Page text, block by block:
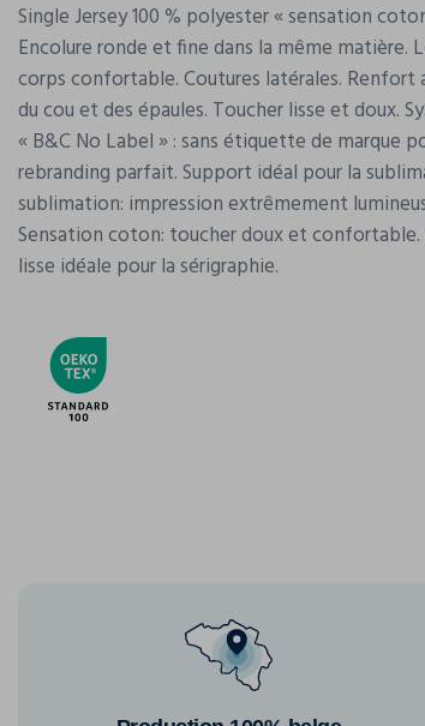
Single Jersey 100 % polyester « sensation
Encolure ronde et fine dans la même matière.
corps confortable. Coutures latérales. Renfort
du cou et des épaules. Toucher lisse et doux.
« B&C No Label » : sans étiquette de marque
rebranding parfait. Support idéal pour la
sublimation: impression extrêmement
Sensation coton: toucher doux et
lisse idéale pour la sérigraphie.